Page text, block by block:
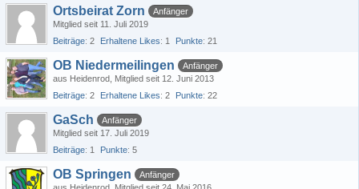
Ortsbeirat Zorn
Anfänger
Mitglied seit 11. Juli 2019
Beiträge 2 Erhaltene Likes 1 Punkte 21
OB Niedermeilingen
Anfänger
aus Heidenrod Mitglied seit 12. Juni 2013
Beiträge 2 Erhaltene Likes 2 Punkte 22
GaSch
Anfänger
Mitglied seit 17. Juli 2019
Beiträge 1 Punkte 5
OB Springen
Anfänger